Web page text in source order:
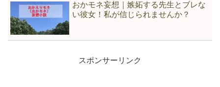
おかモネ妄想｜嫉妬する先生とブレな
い彼女！私が信じられませんか？
スポンサーリンク